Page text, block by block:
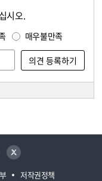
시오.
매우불만족
저작권정책
트위터